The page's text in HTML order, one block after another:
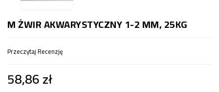
M ŻWIR AKWARYSTYCZNY 1-2 MM, 25KG
Przeczytaj Recenzję
58,86 zł